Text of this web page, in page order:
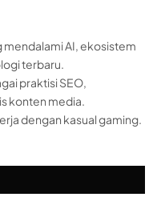
AI, ekosistem
terbaru.
praktisi SEO,
konten media.
dengan kasual gaming.